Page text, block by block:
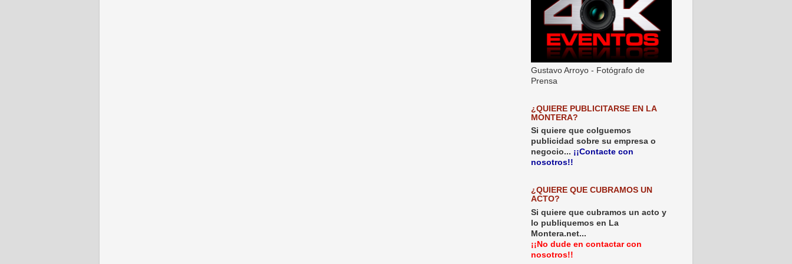
Gustavo Arroyo - Fotógrafo de
Prensa
¿QUIERE PUBLICITARSE EN LA
MONTERA?
Si quiere que colguemos
publicidad sobre su empresa o
negocio... ¡¡Contacte con
nosotros!!
¿QUIERE QUE CUBRAMOS UN
ACTO?
Si quiere que cubramos un acto y
lo publiquemos en La
Montera.net...
¡¡No dude en contactar con
nosotros!!